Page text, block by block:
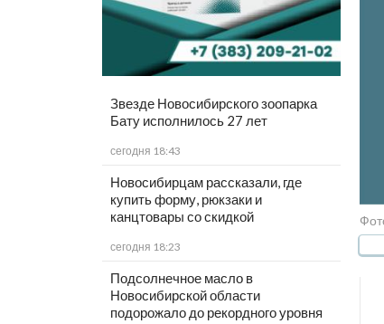
Звезде Новосибирского зоопарка
Бату исполнилось 27 лет
сегодня 18:43
Новосибирцам рассказали, где
купить форму, рюкзаки и
канцтовары со скидкой
сегодня 18:23
Подсолнечное масло в
Новосибирской области
подорожало до рекордного уровня